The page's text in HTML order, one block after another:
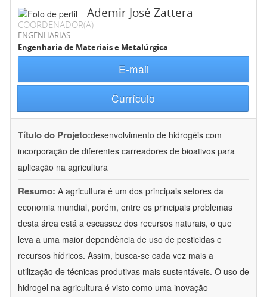
Ademir José Zattera
COORDENADOR(A)
ENGENHARIAS
Engenharia de Materiais e Metalúrgica
E-mail
Currículo
Título do Projeto:desenvolvimento de hidrogéis com
incorporação de diferentes carreadores de bioativos para
aplicação na agricultura
Resumo: A agricultura é um dos principais setores da
economia mundial, porém, entre os principais problemas
desta área está a escassez dos recursos naturais, o que
leva a uma maior dependência de uso de pesticidas e
recursos hídricos. Assim, busca-se cada vez mais a
utilização de técnicas produtivas mais sustentáveis. O uso de
hidrogel na agricultura é visto como uma inovação